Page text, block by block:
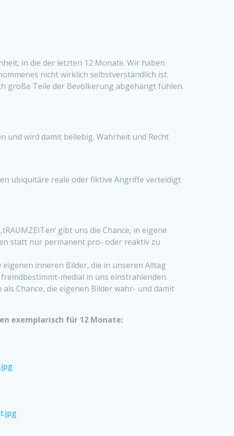
in die der letzten 12 Monate. Wir haben
nicht wirklich selbstverständlich ist.
große Teile der Bevölkerung abgehängt fühlen.
und wird damit beliebig. Wahrheit und Recht
ubiquitäre reale oder fiktive Angriffe verteidigt
gibt uns die Chance, in eigene
statt nur permanent pro- oder reaktiv zu
eigenen inneren Bilder, die in unseren Alltag
medial in uns einstrahlenden.
als Chance, die eigenen Bilder wahr- und damit
exemplarisch für 12 Monate: